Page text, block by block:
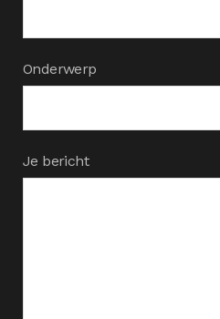
Onderwerp
Je bericht